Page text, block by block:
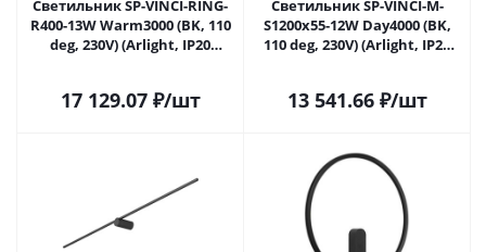
Светильник SP-VINCI-RING-
R400-13W Warm3000 (BK, 110
deg, 230V) (Arlight, IP20
17 129.07₽/шт
Светильник SP-VINCI-M-
S1200x55-12W Day4000 (BK,
110 deg, 230V) (Arlight, IP20
13 541.66₽/шт